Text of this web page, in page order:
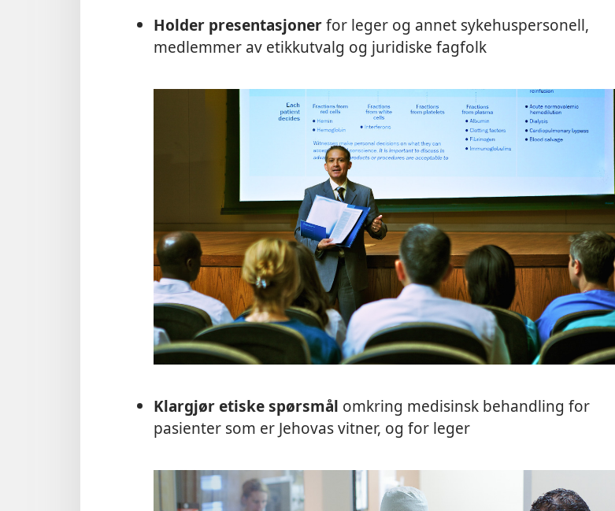
Holder presentasjonerfor leger og annet sykehuspersonell,
medlemmer av etikkutvalg og juridiske fagfolk
Klargjør etiske spørsmål omkring medisinsk behandling for
pasienter som er Jehovas vitner, og for leger